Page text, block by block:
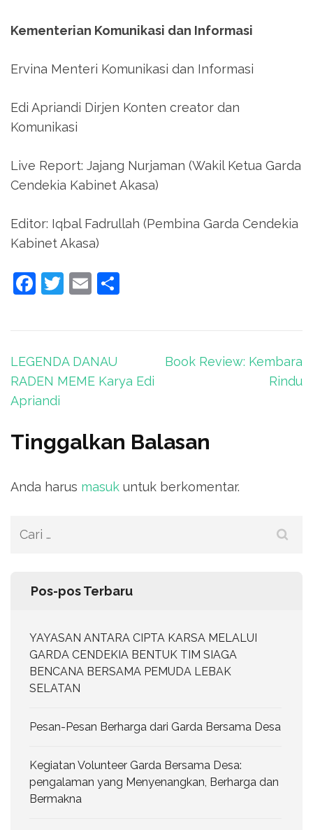
Kementerian Komunikasi dan Informasi
Ervina Menteri Komunikasi dan Informasi
Edi Apriandi Dirjen Konten creator dan
Komunikasi
Live Report: Jajang Nurjaman (Wakil Ketua Garda
Cendekia Kabinet Akasa)
Editor: Iqbal Fadrullah (Pembina Garda Cendekia
Kabinet Akasa)
Facebook
Twitter
Email
Navigasi
pos
LEGENDA DANAU
RADEN MEME Karya Edi
Apriandi
Book Review: Kembara
Rindu
Tinggalkan Balasan
Anda harus masuk untuk berkomentar.
Cari
Pos-pos Terbaru
YAYASAN ANTARA CIPTA KARSA MELALUI
GARDA CENDEKIA BENTUK TIM SIAGA
BENCANA BERSAMA PEMUDA LEBAK
SELATAN
Pesan-Pesan Berharga dari Garda Bersama Desa
Kegiatan Volunteer Garda Bersama Desa:
pengalaman yang Menyenangkan, Berharga dan
Bermakna